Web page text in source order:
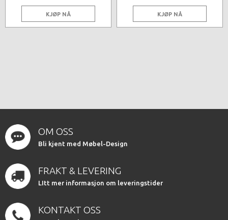
KJØP NÅ KJØP NÅ
OM OSS
Bli kjent med Møbel-Design
FRAKT & LEVERING
LItt mer informasjon om leveringstider
KONTAKT OSS